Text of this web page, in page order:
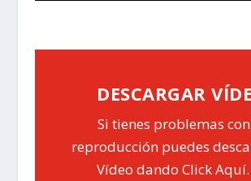
DESCARGAR
Si tienes problemas
reproducción puedes
Vídeo dando Click Aquí.